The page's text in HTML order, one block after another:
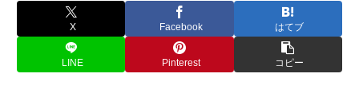
X Facebook はてブ
LINE Pinterest コピー